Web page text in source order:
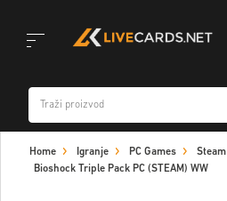
navigation
Home Igranje PC Games
Steam
Bioshock Triple Pack PC (STEAM) WW